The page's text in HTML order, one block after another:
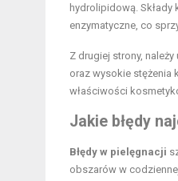
hydrolipidową.
enzymatyczne, co
Z drugiej strony,
oraz wysokie stężenia
właściwości
Jakie błędy
Błędy w pielęgnacji
obszarów w